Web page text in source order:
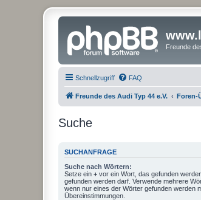
Freunde
Schnellzugriff FAQ
Freunde des Audi Typ 44 e.V. Foren-
Suche
SUCHANFRAGE
Suche nach Wörtern:
Setze ein + vor ein Wort, das gefunden
gefunden werden darf. Verwende mehrere
wenn nur eines der Wörter gefunden werden
Übereinstimmungen.